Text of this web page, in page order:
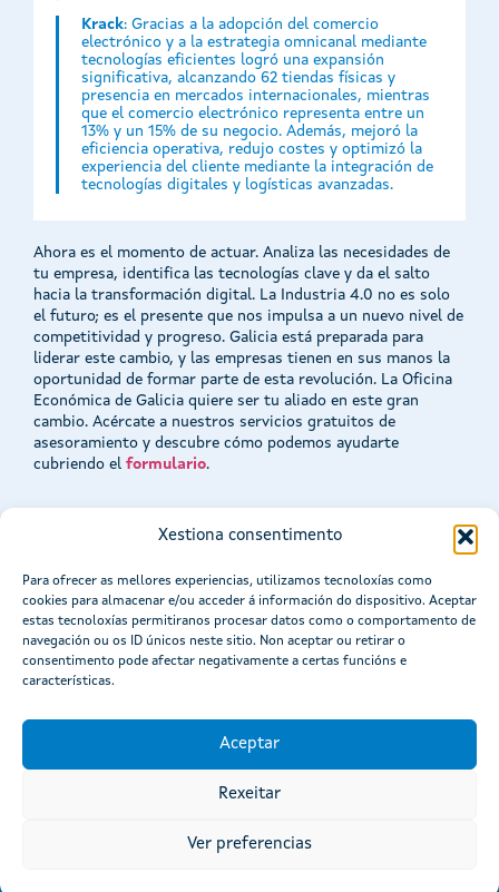
Xestiona consentimento
Para ofrecer as mellores experiencias, utilizamos tecnoloxías como
cookies para almacenar e/ou acceder á información do dispositivo. Aceptar
estas tecnoloxías permitiranos procesar datos como o comportamento de
navegación ou os ID únicos neste sitio. Non aceptar ou retirar o
consentimento pode afectar negativamente a certas funcións e
características.
Aceptar
Rexeitar
Ver preferencias
Krack: Gracias a la adopción del comercio
electrónico y a la estrategia omnicanal mediante
tecnologías eficientes logró una expansión
significativa, alcanzando 62 tiendas físicas y
presencia en mercados internacionales, mientras
que el comercio electrónico representa entre un
13% y un 15% de su negocio. Además, mejoró la
eficiencia operativa, redujo costes y optimizó la
experiencia del cliente mediante la integración de
tecnologías digitales y logísticas avanzadas.
Ahora es el momento de actuar. Analiza las necesidades de
tu empresa, identifica las tecnologías clave y da el salto
hacia la transformación digital. La Industria 4.0 no es solo
el futuro; es el presente que nos impulsa a un nuevo nivel de
competitividad y progreso. Galicia está preparada para
liderar este cambio, y las empresas tienen en sus manos la
oportunidad de formar parte de esta revolución. La Oficina
Económica de Galicia quiere ser tu aliado en este gran
cambio. Acércate a nuestros servicios gratuitos de
asesoramiento y descubre cómo podemos ayudarte
cubriendo el formulario.
Atención á cidadanía
CC Xunta de Galicia. Información mantenida y publicada en